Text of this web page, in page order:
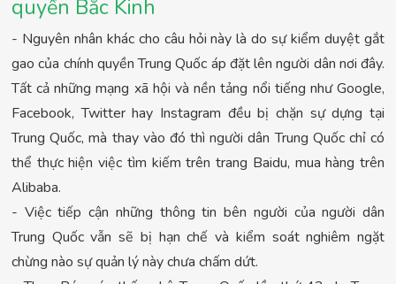
quyền Bắc Kinh
- Nguyên nhân khác cho câu hỏi này là do sự kiểm duyệt gắt
gao của chính quyền Trung Quốc áp đặt lên người dân nơi đây.
Tất cả những mạng xã hội và nền tảng nổi tiếng như Google,
Facebook, Twitter hay Instagram đều bị chặn sự dựng tại
Trung Quốc, mà thay vào đó thì người dân Trung Quốc chỉ có
thể thực hiện việc tìm kiếm trên trang Baidu, mua hàng trên
Alibaba.
- Việc tiếp cận những thông tin bên người của người dân
Trung Quốc vẫn sẽ bị hạn chế và kiểm soát nghiêm ngặt
chừng nào sự quản lý này chưa chấm dứt.